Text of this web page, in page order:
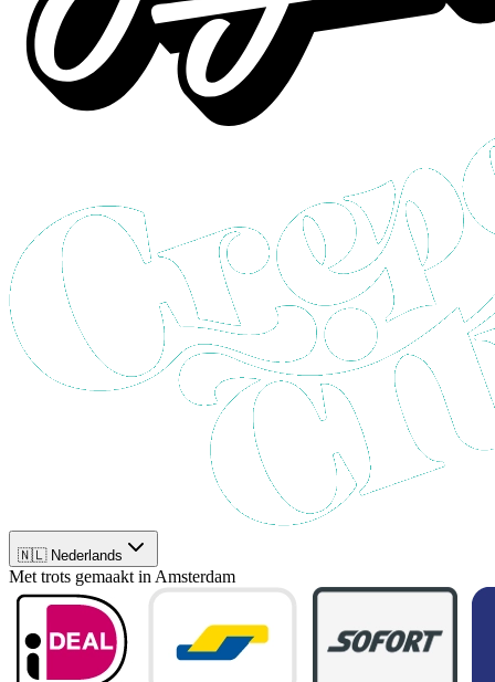
🇳🇱 Nederlands
Met trots gemaakt in Amsterdam